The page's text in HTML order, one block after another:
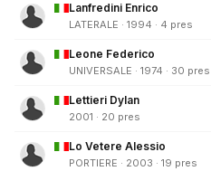
Lanfredini Enrico
LATERALE · 1994 · 4 pres
Leone Federico
UNIVERSALE · 1974 · 30 pres
Lettieri Dylan
2001 · 20 pres
Lo Vetere Alessio
PORTIERE · 2003 · 19 pres